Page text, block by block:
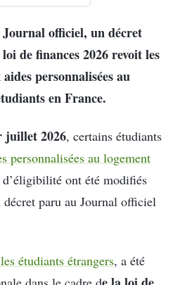
officiel, un décret
de finances 2026 revoit les
personnalisées au
en France.
juillet 2026, certains étudiants
personnalisées au logement
ont été modifiés
paru au Journal officiel
les étudiants étrangers, a été